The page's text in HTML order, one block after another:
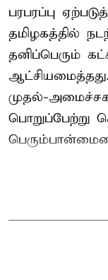
பரபரப்பு
தமிழகத்தில்
தனிப்பெரும்
முதல்-